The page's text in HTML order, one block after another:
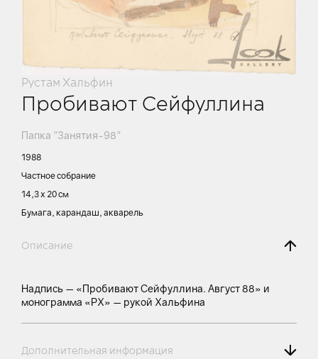
Рустам Хальфин
Пробивают Сейфуллина
Папка "Занятия-98"
1988
Частное собрание
14,3 х 20 см
Бумага, карандаш, акварель
Описание
Надпись — «Пробивают Сейфуллина. Август 88» и
монограмма «РХ» — рукой Хальфина
Дополнительная информация